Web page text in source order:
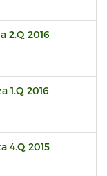
2.Q 2016
1.Q 2016
4.Q 2015